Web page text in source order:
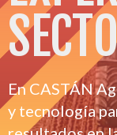
En CASTÁN
y tecnología